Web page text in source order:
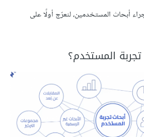
أبحاث المستخدمين، لنعرّج أولًا على
المستخدم؟